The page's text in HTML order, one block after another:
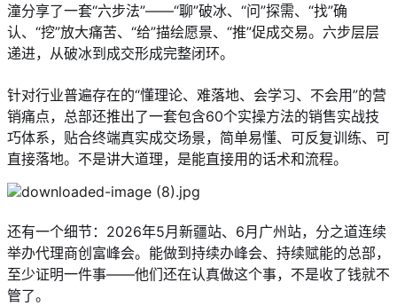
潼分享了一套“六步法”——“聊”破冰、“问”探需、“找”确
认、“挖”放大痛苦、“给”描绘愿景、“推”促成交易。六步层层
递进，从破冰到成交形成完整闭环。
针对行业普遍存在的“懂理论、难落地、会学习、不会用”的营
销痛点，总部还推出了一套包含60个实操方法的销售实战技
巧体系，贴合终端真实成交场景，简单易懂、可反复训练、可
直接落地。不是讲大道理，是能直接用的话术和流程。
还有一个细节：2026年5月新疆站、6月广州站，分之道连续
举办代理商创富峰会。能做到持续办峰会、持续赋能的总部，
至少证明一件事——他们还在认真做这个事，不是收了钱就不
管了。